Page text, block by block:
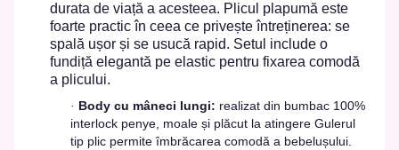
durata de viață a acesteea. Plicul plapumă este
foarte practic în ceea ce privește întreținerea: se
spală ușor și se usucă rapid. Setul include o
fundiță elegantă pe elastic pentru fixarea comodă
a plicului.
· Body cu mâneci lungi: realizat din bumbac 100%
interlock penye, moale și plăcut la atingere Gulerul
tip plic permite îmbrăcarea comodă a bebelușului.